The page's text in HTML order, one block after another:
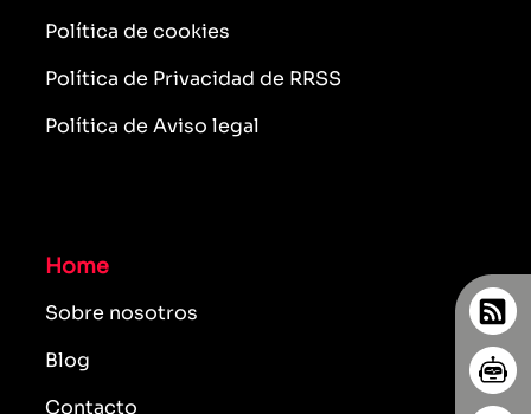
Política de cookies
Política de Privacidad de RRSS
Política de Aviso legal
Home
Sobre nosotros
Blog
Contacto